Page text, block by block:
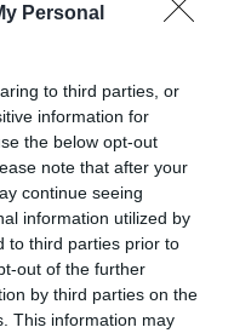
Personal
to third parties, or
information for
the below opt-out
note that after your
continue seeing
information utilized by
to third parties prior to
out of the further
by third parties on the
This information may
incluir al circuito
han quedado el
este año, y dos
del Mundial al
una piedra más en
de generación de
en el que trabaja
con su crecimiento en
también aportaría
en un
como Indonesia.